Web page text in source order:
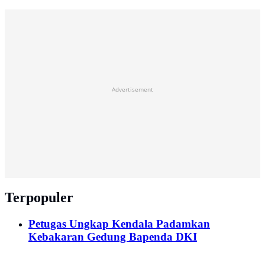
Advertisement
Terpopuler
Petugas Ungkap Kendala Padamkan
Kebakaran Gedung Bapenda DKI